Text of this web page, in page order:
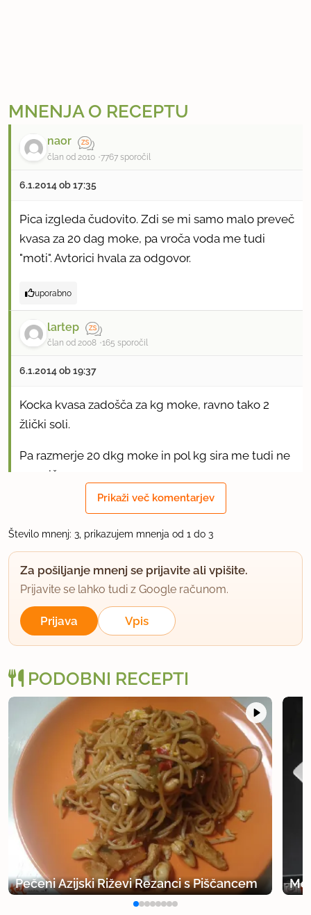
MNENJA O RECEPTU
naor
član od 2010 7767 sporočil
6.1.2014 ob 17:35
Pica izgleda čudovito. Zdi se mi samo malo preveč
kvasa za 20 dag moke, pa vroča voda me tudi
"moti". Avtorici hvala za odgovor.
uporabno
lartep
član od 2008 165 sporočil
6.1.2014 ob 19:37
Kocka kvasa zadošča za kg moke, ravno tako 2
žlički soli.
Pa razmerje 20 dkg moke in pol kg sira me tudi ne
prepriča.
Bom pa poskusila tole omakco, zveni slastno.
uporabno
naor
član od 2010 7767 sporočil
6.1.2014 ob 19:42
dam, pozimi pa zlijem kar mutti kašo, saj me zimski
in ščep timijana.
Prikaži več komentarjev
Število mnenj: 3, prikazujem mnenja od 1 do 3
Za pošiljanje mnenj se prijavite ali vpišite.
Prijavite se lahko tudi z Google računom.
Prijava Vpis
PODOBNI RECEPTI
Pečeni Azijski Riževi Rezanci s Piščancem